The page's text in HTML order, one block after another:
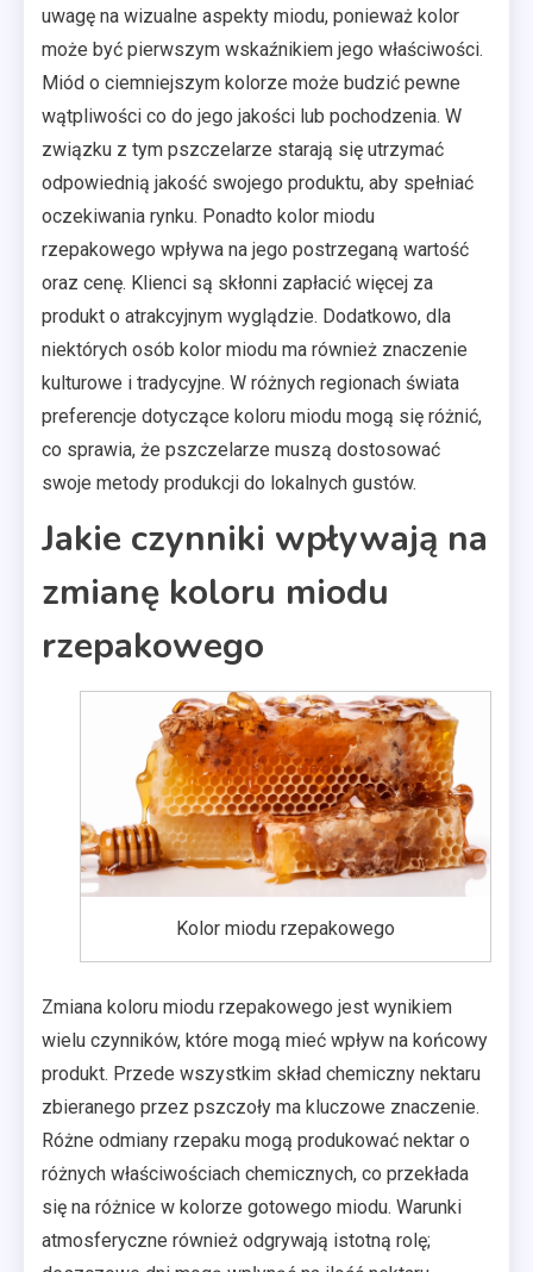
uwagę na wizualne aspekty miodu, ponieważ kolor
może być pierwszym wskaźnikiem jego właściwości.
Miód o ciemniejszym kolorze może budzić pewne
wątpliwości co do jego jakości lub pochodzenia. W
związku z tym pszczelarze starają się utrzymać
odpowiednią jakość swojego produktu, aby spełniać
oczekiwania rynku. Ponadto kolor miodu
rzepakowego wpływa na jego postrzeganą wartość
oraz cenę. Klienci są skłonni zapłacić więcej za
produkt o atrakcyjnym wyglądzie. Dodatkowo, dla
niektórych osób kolor miodu ma również znaczenie
kulturowe i tradycyjne. W różnych regionach świata
preferencje dotyczące koloru miodu mogą się różnić,
co sprawia, że pszczelarze muszą dostosować
swoje metody produkcji do lokalnych gustów.
Jakie czynniki wpływają na
zmianę koloru miodu
rzepakowego
Kolor miodu rzepakowego
Zmiana koloru miodu rzepakowego jest wynikiem
wielu czynników, które mogą mieć wpływ na końcowy
produkt. Przede wszystkim skład chemiczny nektaru
zbieranego przez pszczoły ma kluczowe znaczenie.
Różne odmiany rzepaku mogą produkować nektar o
różnych właściwościach chemicznych, co przekłada
się na różnice w kolorze gotowego miodu. Warunki
atmosferyczne również odgrywają istotną rolę;